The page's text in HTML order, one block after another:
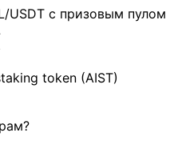
USDT с призовым пулом
token (AIST)